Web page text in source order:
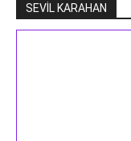
SEVİL KARAHAN